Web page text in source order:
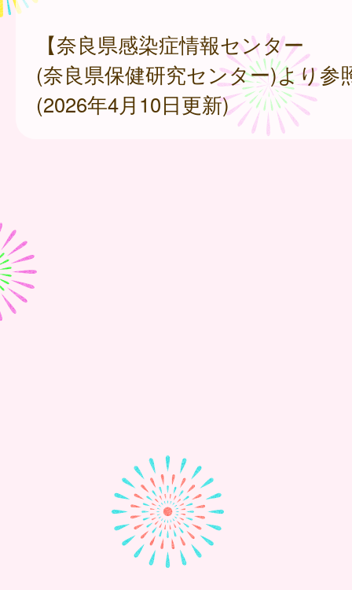
【奈良県感染症情報センター
(奈良県保健研究センター)より参
(2026年4月10日更新)